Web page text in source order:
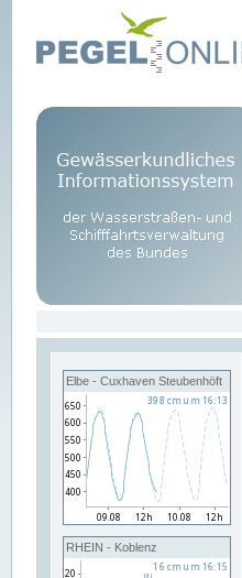
Elbe - Cuxhaven Steubenhöft
RHEIN - Koblenz